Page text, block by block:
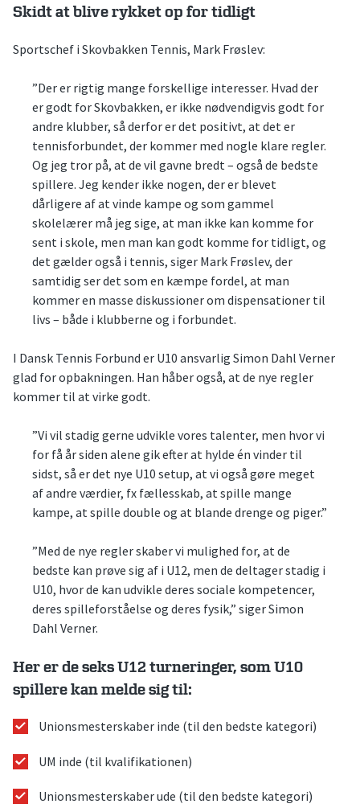
Skidt at blive rykket op for tidligt
Sportschef i Skovbakken Tennis, Mark Frøslev:
”Der er rigtig mange forskellige interesser. Hvad der
er godt for Skovbakken, er ikke nødvendigvis godt for
andre klubber, så derfor er det positivt, at det er
tennisforbundet, der kommer med nogle klare regler.
Og jeg tror på, at de vil gavne bredt – også de bedste
spillere. Jeg kender ikke nogen, der er blevet
dårligere af at vinde kampe og som gammel
skolelærer må jeg sige, at man ikke kan komme for
sent i skole, men man kan godt komme for tidligt, og
det gælder også i tennis, siger Mark Frøslev, der
samtidig ser det som en kæmpe fordel, at man
kommer en masse diskussioner om dispensationer til
livs – både i klubberne og i forbundet.
I Dansk Tennis Forbund er U10 ansvarlig Simon Dahl Verner
glad for opbakningen. Han håber også, at de nye regler
kommer til at virke godt.
”Vi vil stadig gerne udvikle vores talenter, men hvor vi
for få år siden alene gik efter at hylde én vinder til
sidst, så er det nye U10 setup, at vi også gøre meget
af andre værdier, fx fællesskab, at spille mange
kampe, at spille double og at blande drenge og piger.”
”Med de nye regler skaber vi mulighed for, at de
bedste kan prøve sig af i U12, men de deltager stadig i
U10, hvor de kan udvikle deres sociale kompetencer,
deres spilleforståelse og deres fysik,” siger Simon
Dahl Verner.
Her er de seks U12 turneringer, som U10
spillere kan melde sig til:
Unionsmesterskaber inde (til den bedste kategori)
UM inde (til kvalifikationen)
Unionsmesterskaber ude (til den bedste kategori)